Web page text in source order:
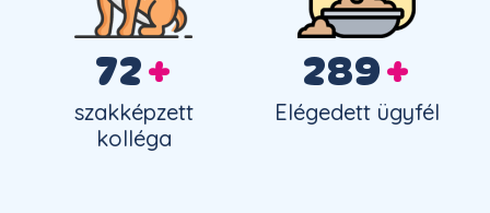
100+
szakképzett
kolléga
400 +
Elégedett ügyfél